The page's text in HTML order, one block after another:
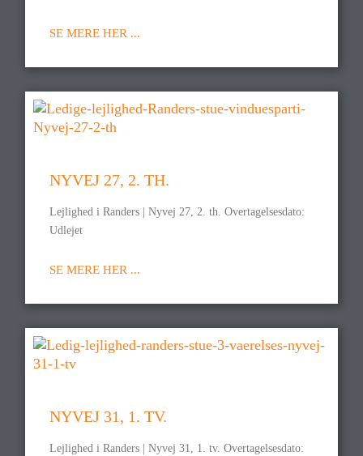
SE MERE HER ...
NYVEJ 27, 2. TH.
Lejlighed i Randers | Nyvej 27, 2. th. Overtagelsesdato:
Udlejet
SE MERE HER ...
NYVEJ 31, 1. TV.
Lejlighed i Randers | Nyvej 31, 1. tv. Overtagelsesdato: